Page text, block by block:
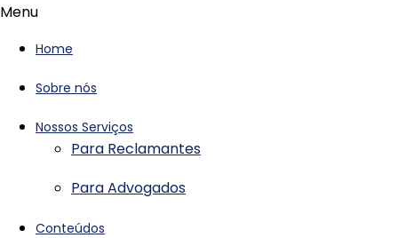
Menu
Home
Sobre nós
Nossos Serviços
Para Reclamantes
Para Advogados
Conteúdos